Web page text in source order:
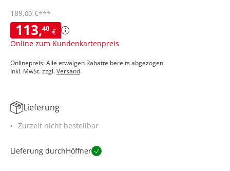
113,40 €
Online zum Kundenkartenpreis
189,00 €***
Onlinepreis: Alle etwaigen Rabatte bereits abgezogen.
Inkl. MwSt. zzgl.Versand
Lieferung
Zurzeit nicht bestellbar
Lieferung durchHöffner